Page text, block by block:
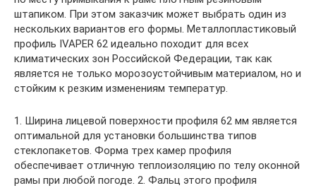
штапиком. При этом заказчик может выбрать один из
нескольких вариантов его формы. Металлопластиковый
профиль IVAPER 62 идеально походит для всех
климатических зон Российской Федерации, так как
является не только морозоустойчивым материалом, но и
стойким к резким изменениям температур.
1. Ширина лицевой поверхности профиля 62 мм является
оптимальной для установки большинства типов
стеклопакетов. Форма трех камер профиля
обеспечивает отличную теплоизоляцию по телу оконной
рамы при любой погоде. 2. Фальц этого профиля